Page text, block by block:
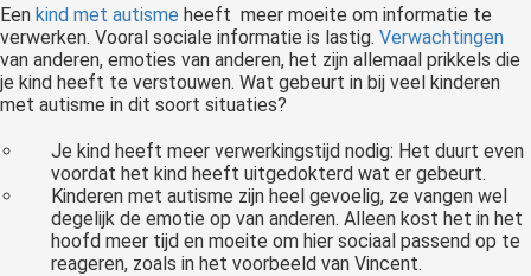
Een kind met autisme heeft meer moeite om informatie te
verwerken. Vooral sociale informatie is lastig. Verwachtingen
van anderen, emoties van anderen, het zijn allemaal prikkels die
je kind heeft te verstouwen. Wat gebeurt in bij veel kinderen
met autisme in dit soort situaties?
Je kind heeft meer verwerkingstijd nodig: Het duurt even
voordat het kind heeft uitgedokterd wat er gebeurt.
Kinderen met autisme zijn heel gevoelig, ze vangen wel
degelijk de emotie op van anderen. Alleen kost het in het
hoofd meer tijd en moeite om hier sociaal passend op te
reageren, zoals in het voorbeeld van Vincent.